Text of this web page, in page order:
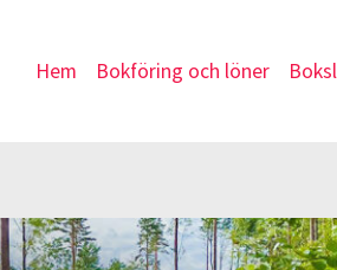
Hem Bokföring och löner